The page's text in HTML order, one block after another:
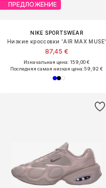
ПРЕДЛОЖЕНИЕ
NIKE SPORTSWEAR
Низкие кроссовки 'AIR MAX MUSE'
87,45 €
Изначальная цена: 159,00 €
Последняя самая низкая цена:59,92 €